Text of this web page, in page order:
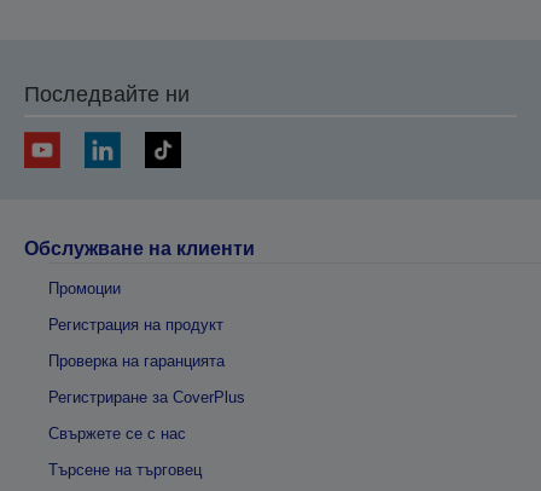
Последвайте ни
Обслужване на клиенти
Промоции
Регистрация на продукт
Проверка на гаранцията
Регистриране за CoverPlus
Свържете се с нас
Търсене на търговец